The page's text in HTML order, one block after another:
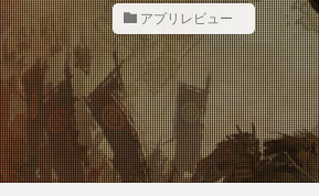
アプリレビュー